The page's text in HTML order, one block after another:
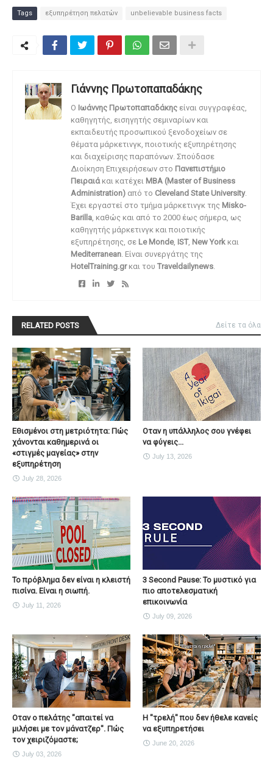
Tags εξυπηρέτηση πελατών unbelievable business facts
Γιάννης Πρωτοπαπαδάκης
O Ιωάννης Πρωτοπαπαδάκης είναι συγγραφέας,
καθηγητής, εισηγητής σεμιναρίων και
εκπαιδευτής προσωπικού ξενοδοχείων σε
θέματα μάρκετινγκ, ποιοτικής εξυπηρέτησης
και διαχείρισης παραπόνων. Σπούδασε
Διοίκηση Επιχειρήσεων στο Πανεπιστήμιο
Πειραιάκαι κατέχει MBA (Master of Business
Administration) από το Cleveland State University.
Έχει εργαστεί στο τμήμα μάρκετινγκ της Misko-
Barilla, καθώς και από το 2000 έως σήμερα, ως
καθηγητής μάρκετινγκ και ποιοτικής
εξυπηρέτησης, σε Le Monde, IST, New York και
Mediterranean. Είναι συνεργάτης της
HotelTraining.grκαι του Traveldailynews.
RELATED POSTS Δείτε τα όλα
Εθισμένοι στη μετριότητα: Πώς
χάνονται καθημερινά οι
«στιγμές μαγείας» στην
εξυπηρέτηση
July 28, 2026
Οταν η υπάλληλος σου γνέφει
να φύγεις...
July 13, 2026
Το πρόβλημα δεν είναι η κλειστή
πισίνα. Είναι η σιωπή.
July 11, 2026
3 Second Pause: Το μυστικό για
πιο αποτελεσματική
επικοινωνία
July 09, 2026
Οταν ο πελάτης "απαιτεί να
μιλήσει με τον μάνατζερ". Πώς
τον χειριζόμαστε;
July 03, 2026
H "τρελή" που δεν ήθελε κανείς
να εξυπηρετήσει
June 20, 2026